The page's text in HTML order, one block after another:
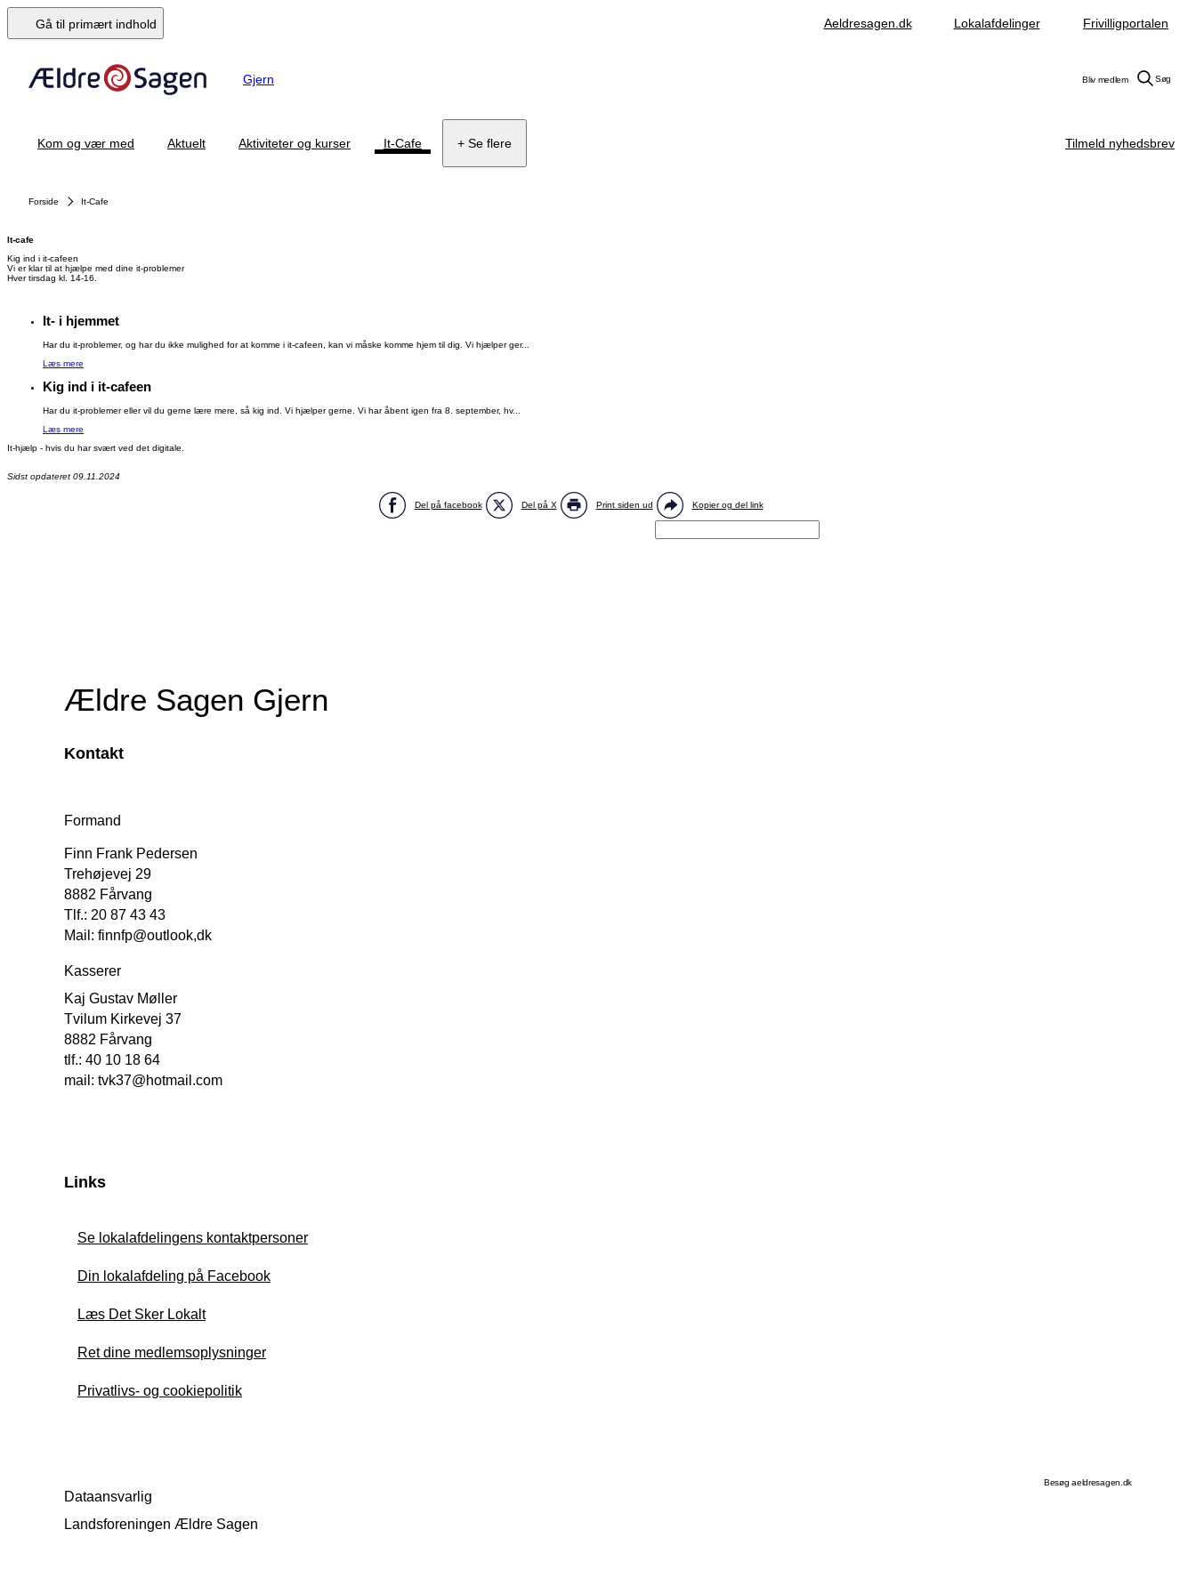
Gå til primært indhold Aeldresagen.dk Lokalafdelinger Frivilligportalen
Gjern Bliv medlem Søg
Kom og vær med Aktuelt Aktiviteter og kurser It-Cafe + Se flere Tilmeld nyhedsbrev
Forside It-Cafe
It-cafe
Kig ind i it-cafeen
Vi er klar til at hjælpe med dine it-problemer
Hver tirsdag kl. 14-16.
It- i hjemmet
Har du it-problemer, og har du ikke mulighed for at komme i it-cafeen, kan vi måske komme hjem til dig. Vi hjælper ger...
Læs mere
Kig ind i it-cafeen
Har du it-problemer eller vil du gerne lære mere, så kig ind. Vi hjælper gerne. Vi har åbent igen fra 8. september, hv...
Læs mere
It-hjælp - hvis du har svært ved det digitale.
Sidst opdateret 09.11.2024
Del på facebook Del på X Print siden ud Kopier og del link
Ældre Sagen Gjern
Kontakt
Formand
Finn Frank Pedersen
Trehøjevej 29
8882 Fårvang
Tlf.: 20 87 43 43
Mail: finnfp@outlook,dk
Kasserer
Kaj Gustav Møller
Tvilum Kirkevej 37
8882 Fårvang
tlf.: 40 10 18 64
mail: tvk37@hotmail.com
Links
Se lokalafdelingens kontaktpersoner
Din lokalafdeling på Facebook
Læs Det Sker Lokalt
Ret dine medlemsoplysninger
Privatlivs- og cookiepolitik
Dataansvarlig
Landsforeningen Ældre Sagen
Besøg aeldresagen.dk